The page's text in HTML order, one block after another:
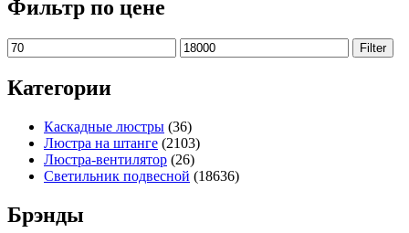
Фильтр по цене
Min
price
Max
price
Filter
Категории
Каскадные люстры (36)
Люстра на штанге (2103)
Люстра-вентилятор (26)
Светильник подвесной (18636)
Брэнды